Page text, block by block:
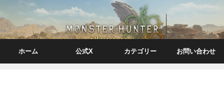
ホーム 公式X カテゴリー お問い合わせ